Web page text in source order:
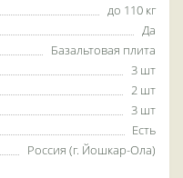
до 110 кг
Да
Базальтовая плита
3 шт
2 шт
3 шт
Есть
Россия (г. Йошкар-Ола)